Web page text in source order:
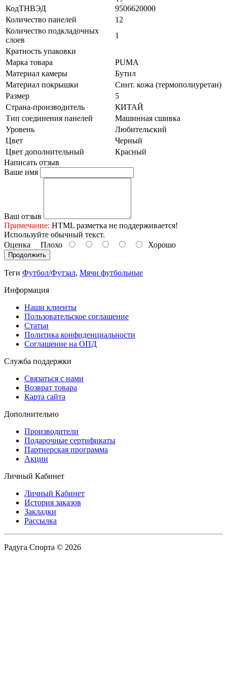
КодТНВЭД
9506620000
Количество панелей
12
Количество подкладочных
слоев
1
Кратность упаковки
Марка товара
PUMA
Материал камеры
Бутил
Материал покрышки
Синт. кожа (термополиуретан)
Размер
5
Страна-производитель
КИТАЙ
Тип соединения панелей
Машинная сшивка
Уровень
Любительский
Цвет
Черный
Цвет дополнительный
Красный
Написать отзыв
Ваше имя
Ваш отзыв
Примечание: HTML разметка не поддерживается!
Используйте обычный текст.
Оценка Плохо Хорошо
Продолжить
Теги Футбол/Футзал, Мячи футбольные
Информация
Наши клиенты
Пользовательское соглашение
Статьи
Политика конфиденциальности
Соглашение на ОПД
Служба поддержки
Связаться с нами
Возврат товара
Карта сайта
Дополнительно
Производители
Подарочные сертификаты
Партнерская программа
Акции
Личный Кабинет
Личный Кабинет
История заказов
Закладки
Рассылка
Радуга Спорта © 2026